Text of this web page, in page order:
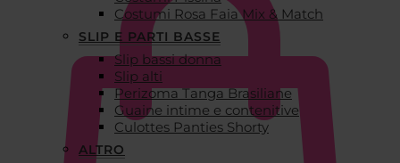
Costumi Rosa Faia Mix & Match
SLIP E PARTI BASSE
Slip bassi donna
Slip alti
Perizoma Tanga Brasiliane
Guaine intime e contenitive
Culottes Panties Shorty
ALTRO